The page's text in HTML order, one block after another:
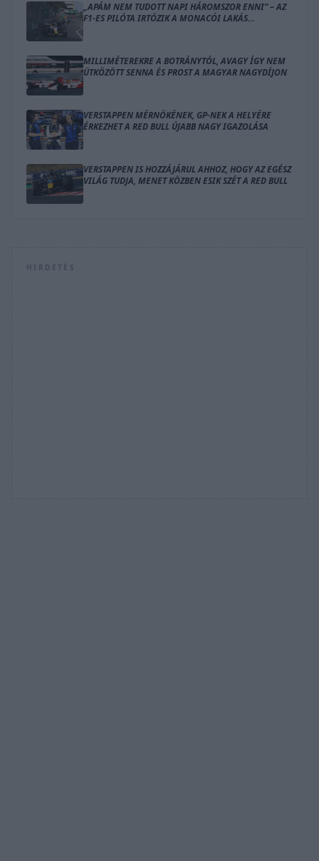
„APÁM NEM TUDOTT NAPI HÁROMSZOR ENNI” – AZ
F1-ES PILÓTA IRTÓZIK A MONACÓI LAKÁS
MILLIMÉTEREKRE A BOTRÁNYTÓL, AVAGY ÍGY NEM
ÜTKÖZÖTT SENNA ÉS PROST A MAGYAR NAGYDÍJON
VERSTAPPEN MÉRNÖKÉNEK, GP-NEK A HELYÉRE
ÉRKEZHET A RED BULL ÚJABB NAGY IGAZOLÁSA
VERSTAPPEN IS HOZZÁJÁRUL AHHOZ, HOGY AZ EGÉSZ
VILÁG TUDJA, MENET KÖZBEN ESIK SZÉT A RED BULL
HIRDETÉS